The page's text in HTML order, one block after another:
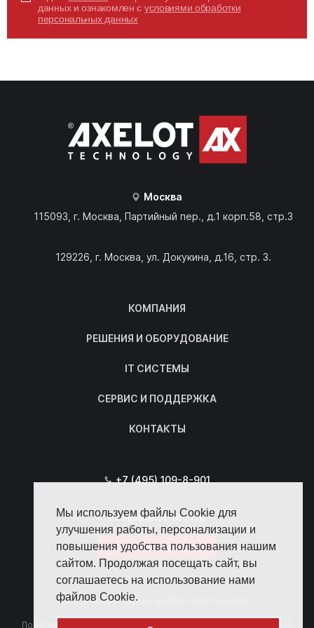
Мы используем файлы Cookie для
улучшения работы, персонализации и
повышения удобства пользования нашим
сайтом. Продолжая посещать сайт, вы
соглашаетесь на использование нами
файлов Cookie.
данных и ознакомлен с условиями обработки
персональных данных
Москва
115093, г. Москва, Партийный пер., д.1 корп.58, стр.3
129226, г. Москва, ул. Докукина, д.16, стр. 3.
КОМПАНИЯ
РЕШЕНИЯ И ОБОРУДОВАНИЕ
IT СИСТЕМЫ
СЕРВИС И ПОДДЕРЖКА
КОНТАКТЫ
+7 (495) 109-8-901
info@axelot-tech.ru
Отправить запрос
© Все права защищены 2000-2026 «Axelot»
Политика конфиденциальности